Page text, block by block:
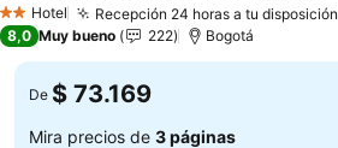
2 Estrellas
Hotel Recepción 24 horas a tu disposición
8,0 Muy bueno 222 Bogotá
De $ 73.169
Mira precios de 3 páginas